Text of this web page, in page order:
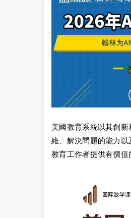
美國教育系統以其創
維、解決問題的能力
教育工作者提供有價值